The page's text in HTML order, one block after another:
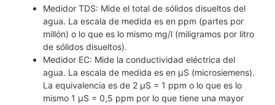
Medidor TDS: Mide el total de sólidos disueltos del
agua. La escala de medida es en ppm (partes por
millón) o lo que es lo mismo mg/l (miligramos por litro
de sólidos disueltos).
Medidor EC: Mide la conductividad eléctrica del
agua. La escala de medida es en µS (microsiemens).
La equivalencia es de 2 µS = 1 ppm o lo que es lo
mismo 1 µS = 0,5 ppm por lo que tiene una mayor